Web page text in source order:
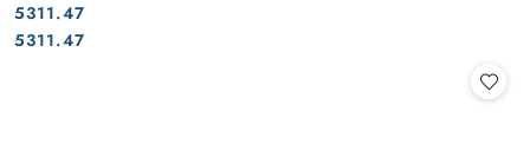
Cena:
5311.47
Cena:
5311.47